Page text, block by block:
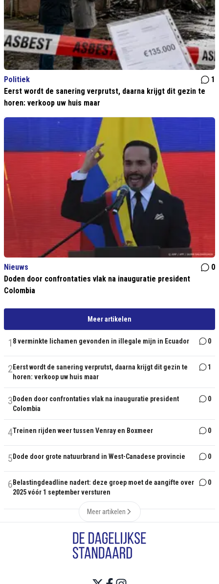
Politiek
1
Eerst wordt de sanering verprutst, daarna krijgt dit gezin te
horen: verkoop uw huis maar
Nieuws
0
Doden door confrontaties vlak na inauguratie president
Colombia
Meer artikelen
1 8 verminkte lichamen gevonden in illegale mijn in Ecuador 0
2 Eerst wordt de sanering verprutst, daarna krijgt dit gezin te
horen: verkoop uw huis maar
1
3 Doden door confrontaties vlak na inauguratie president
Colombia
0
4Treinen rijden weer tussen Venray en Boxmeer 0
5 Dode door grote natuurbrand in West-Canadese provincie 0
6 Belastingdeadline nadert: deze groep moet de aangifte over
2025 vóór 1 september versturen
0
Meer artikelen